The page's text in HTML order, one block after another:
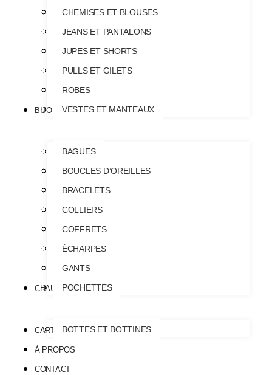
CHEMISES ET BLOUSES
JEANS ET PANTALONS
JUPES ET SHORTS
PULLS ET GILETS
ROBES
VESTES ET MANTEAUX
BIJOUX & ACCESSOIRES
BAGUES
BOUCLES D’OREILLES
BRACELETS
COLLIERS
COFFRETS
ÉCHARPES
GANTS
POCHETTES
CHAUSSURES
BOTTES ET BOTTINES
CARTE CADEAU
À PROPOS
CONTACT